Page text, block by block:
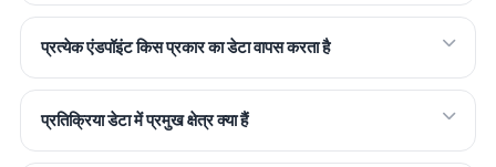
प्रत्येक एंडपॉइंट किस प्रकार का डेटा वापस करता है
प्रतिक्रिया डेटा में प्रमुख क्षेत्र क्या हैं